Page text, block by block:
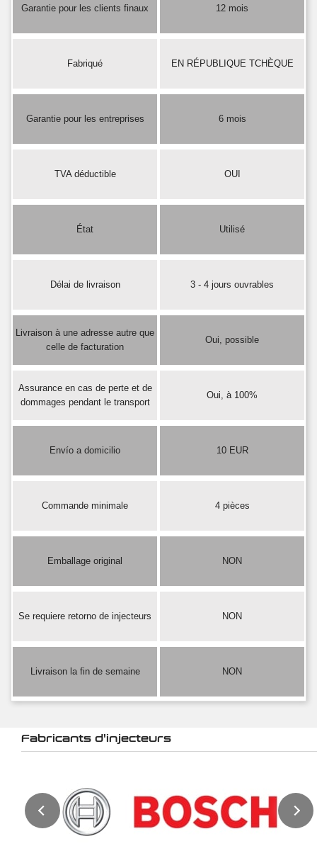
Garantie pour les clients finaux 12 mois
Fabriqué EN RÉPUBLIQUE TCHÈQUE
Garantie pour les entreprises 6 mois
TVA déductible OUI
État Utilisé
Délai de livraison 3 - 4 jours ouvrables
Livraison à une adresse autre que
celle de facturation
Oui, possible
Assurance en cas de perte et de
dommages pendant le transport
Oui, à 100%
Envío a domicilio 10 EUR
Commande minimale 4 pièces
Emballage original NON
Se requiere retorno de injecteurs NON
Livraison la fin de semaine NON
Fabricants d'injecteurs